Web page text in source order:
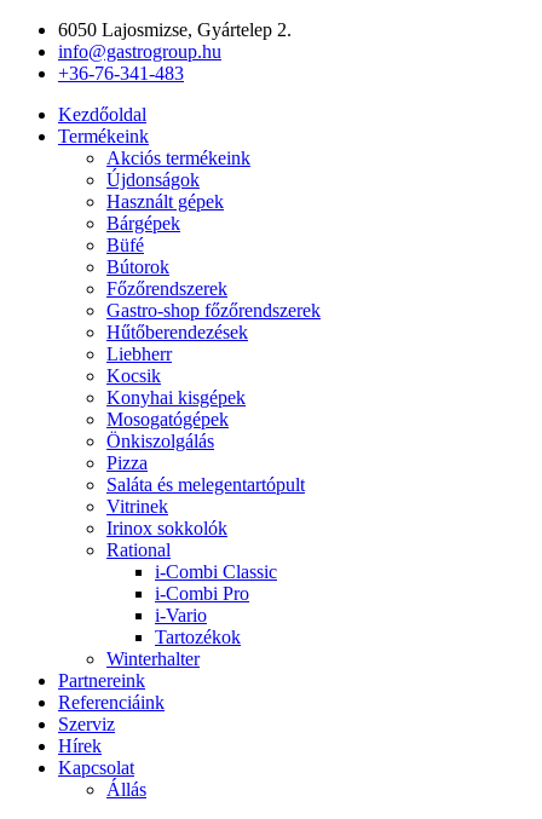
Ugrás
tartalomhoz
6050 Lajosmizse, Gyártelep 2.
info@gastrogroup.hu
+36-76-341-483
Kezdőoldal
Termékeink
Akciós termékeink
Újdonságok
Használt gépek
Bárgépek
Büfé
Bútorok
Főzőrendszerek
Gastro-shop főzőrendszerek
Hűtőberendezések
Liebherr
Kocsik
Konyhai kisgépek
Mosogatógépek
Önkiszolgálás
Pizza
Saláta és melegentartópult
Vitrinek
Irinox sokkolók
Rational
i-Combi Classic
i-Combi Pro
i-Vario
Tartozékok
Winterhalter
Partnereink
Referenciáink
Szerviz
Hírek
Kapcsolat
Állás